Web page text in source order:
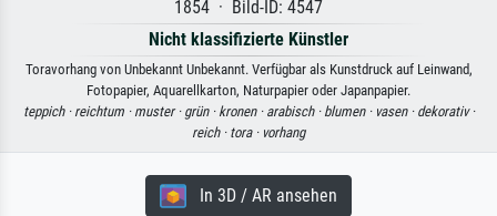
1854 · Bild-ID: 4547
Nicht klassifizierte Künstler
Toravorhang von Unbekannt Unbekannt. Verfügbar als Kunstdruck auf Leinwand,
Fotopapier, Aquarellkarton, Naturpapier oder Japanpapier.
teppich · reichtum · muster · grün · kronen · arabisch · blumen · vasen · dekorativ ·
reich · tora · vorhang
In 3D / AR ansehen